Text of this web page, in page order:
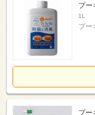
プ
1L
プー
プ